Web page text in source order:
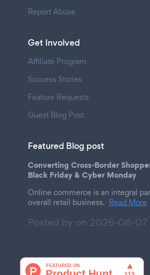
Report Abuse
Get Involved
Affiliate Program
Success Stories
Feature Requests
Guest Blog Post
Featured Blog post
Converting Cross-Border
Black Friday & Cyber Monday
Online commerce is an integral
overall retail business. Read More
Posted by on 2026-08-07